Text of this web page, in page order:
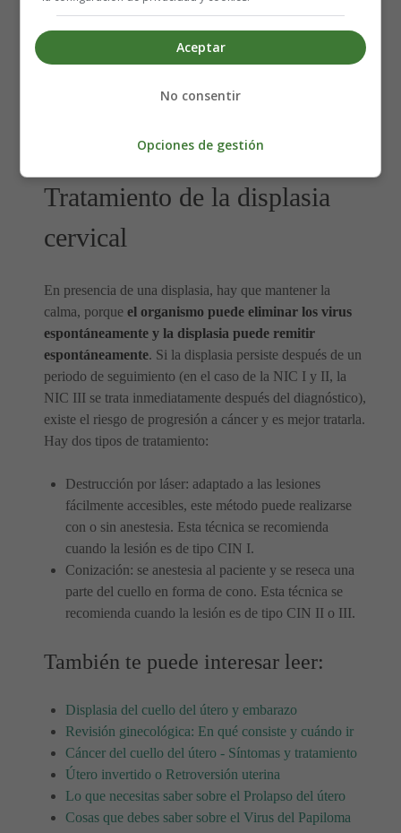
colposcopia. Las biopsias pueden mostrar entonces una
displasia, también llamada
cervical
. Hay varias etapas:
III: displasia severa
Tratamiento de la displasia
cervical
En presencia de una displasia, hay que mantener la
calma, porque el organismo puede eliminar los virus
espontáneamente y la displasia puede remitir
espontáneamente. Si la displasia persiste después de un
periodo de seguimiento (en el caso de la NIC I y II, la
NIC III se trata inmediatamente después del diagnóstico),
existe el riesgo de progresión a cáncer y es mejor tratarla.
Hay dos tipos de tratamiento:
Destrucción por láser: adaptado a las lesiones
fácilmente accesibles, este método puede realizarse
con o sin anestesia. Esta técnica se recomienda
cuando la lesión es de tipo CIN I.
Conización: se anestesia al paciente y se reseca una
parte del cuello en forma de cono. Esta técnica se
recomienda cuando la lesión es de tipo CIN II o III.
También te puede interesar leer:
Displasia del cuello del útero y embarazo
Revisión ginecológica: En qué consiste y cuándo ir
Cáncer del cuello del útero - Síntomas y tratamiento
Útero invertido o Retroversión uterina
Lo que necesitas saber sobre el Prolapso del útero
Cosas que debes saber sobre el Virus del Papiloma
Aceptar
No consentir
Opciones de gestión